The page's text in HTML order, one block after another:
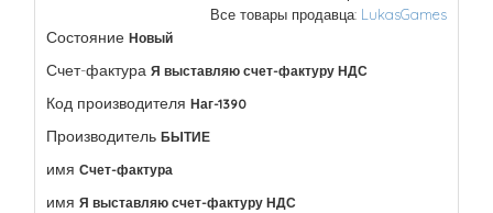
Все товары продавца: LukasGames
Состояние Новый
Счет-фактура Я выставляю счет-фактуру НДС
Код производителя Наг-1390
Производитель БЫТИЕ
имя Счет-фактура
имя Я выставляю счет-фактуру НДС